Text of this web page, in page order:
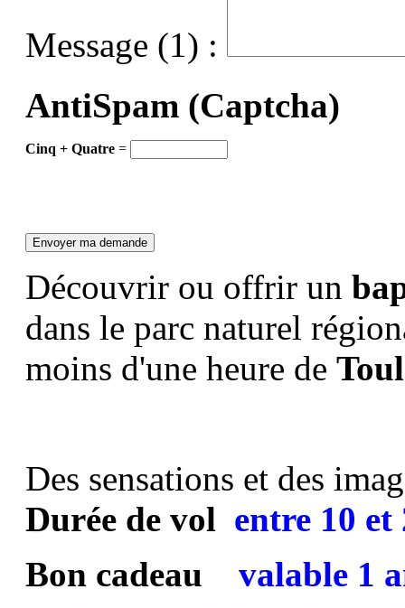
Message (1) :
AntiSpam (Captcha)
Cinq + Quatre =
Découvrir ou offrir un
dans le parc naturel
moins d'une heure de
Des sensations et des
Durée de vol entre 10 et
Bon cadeau valable 1